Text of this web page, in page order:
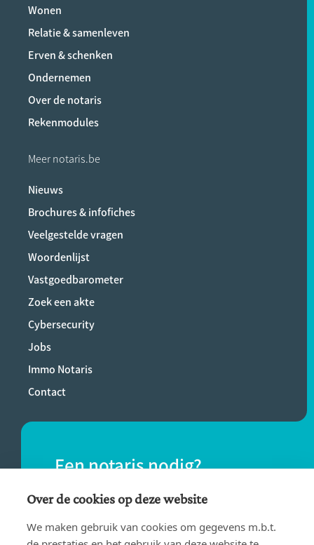
Wonen
Relatie & samenleven
Erven & schenken
Ondernemen
Over de notaris
Rekenmodules
Meer notaris.be
Nieuws
Brochures & infofiches
Veelgestelde vragen
Woordenlijst
Vastgoedbarometer
Zoek een akte
Cybersecurity
Jobs
Immo Notaris
Contact
Een notaris nodig?
Vind eenvoudig een notaris bij jou in de
buurt.
Over de cookies op deze website
We maken gebruik van cookies om gegevens m.b.t.